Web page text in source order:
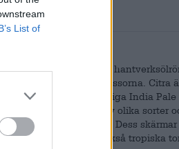
List of
talet. I USA hade
humlefyllt öl sakta massorna. Citra
idag och finns i otaliga India Pale
en komplex linje av olika sorter
växten dess namn. Dess
citron, men ger också tropiska